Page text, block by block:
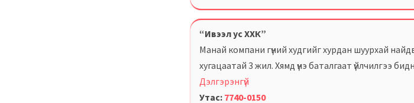
“Ивээл ус ХХК”
Манай компани гүний худгийг хурдан шуурхай
хугацаатай 3 жил. Хямд үнэ баталгаат үйлчилгээ
Дэлгэрэнгүй
Утас: 7740-0150